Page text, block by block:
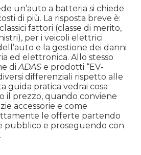
un’auto a batteria si chiede
di più. La risposta breve è:
fattori (classe di merito,
per i veicoli elettrici
e la gestione dei danni
ed elettronica. Allo stesso
di ADAS e prodotti “EV-
differenziali rispetto alle
guida pratica vedrai cosa
il prezzo, quando conviene
accessorie e come
le offerte partendo
pubblico e proseguendo con